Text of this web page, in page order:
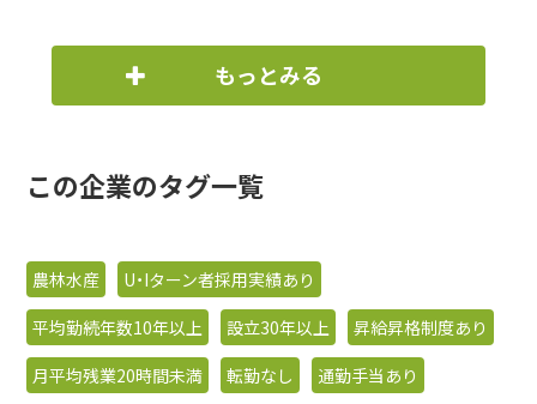
もっとみる
この企業のタグ一覧
農林水産
U・Iターン者採用実績あり
平均勤続年数10年以上
設立30年以上
昇給昇格制度あり
月平均残業20時間未満
転勤なし
通勤手当あり